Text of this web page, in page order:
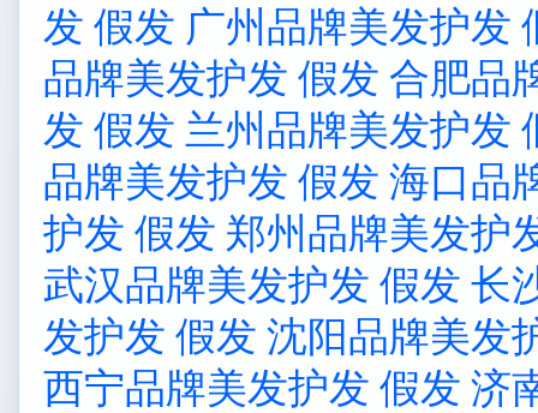
发 假发 广州品牌美发护发
品牌美发护发 假发 合肥品
发 假发 兰州品牌美发护发
品牌美发护发 假发 海口品
护发 假发 郑州品牌美发护
武汉品牌美发护发 假发 长
发护发 假发 沈阳品牌美发
西宁品牌美发护发 假发 济